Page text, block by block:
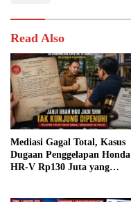
Read Also
Mediasi Gagal Total, Kasus
Dugaan Penggelapan Honda
HR-V Rp130 Juta yang